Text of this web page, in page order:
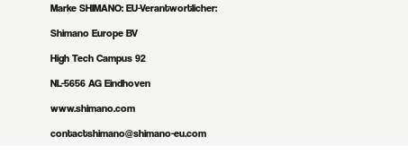
Marke SHIMANO: EU-Verantwortlicher:
Shimano Europe BV
High Tech Campus 92
NL-5656 AG Eindhoven
www.shimano.com
contactshimano@shimano-eu.com